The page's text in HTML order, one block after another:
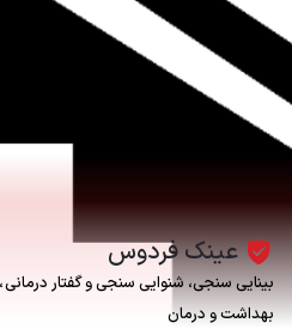
عينك فردوس
بینایی سنجی، شنوایی سنجی و گفتار درمانی
بهداشت و درمان